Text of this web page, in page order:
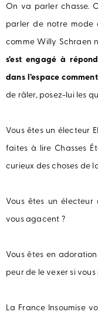
On va parler chasse.
parler de notre mode
comme Willy Schraen
s’est engagé à
dans l’espace
de râler, posez-lui les
Vous êtes un électeur
faites à lire Chasses
curieux des choses de
Vous êtes un
vous agacent ?
Vous êtes en
peur de le vexer si
La France Insoumise